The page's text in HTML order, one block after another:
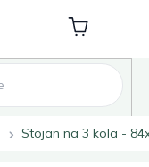
Nákupní
košík
Stojan na 3 kola -